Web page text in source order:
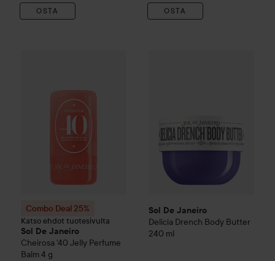
OSTA OSTA
Combo Deal 25%
Katso ehdot tuotesivulta
Sol De Janeiro
Cheirosa '40 Jelly Perfume
Balm4 g
Sol De Janeiro
Delicia Drench Body Butter
240 ml